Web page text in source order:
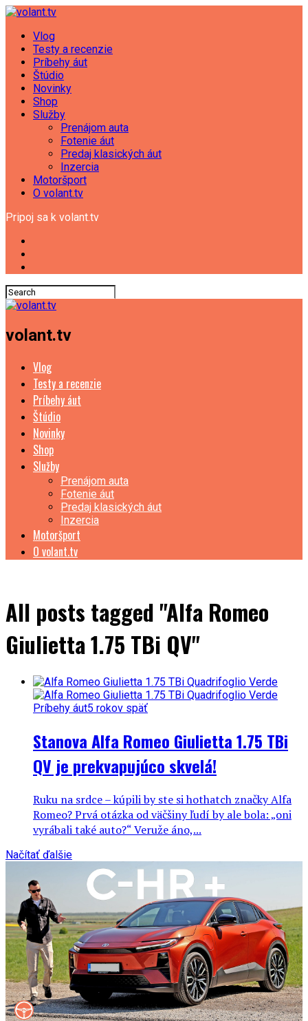
Vlog
Testy a recenzie
Príbehy áut
Štúdio
Novinky
Shop
Služby
Prenájom auta
Fotenie áut
Predaj klasických áut
Inzercia
Motoršport
O volant.tv
Pripoj sa k volant.tv
volant.tv
Vlog
Testy a recenzie
Príbehy áut
Štúdio
Novinky
Shop
Služby
Prenájom auta
Fotenie áut
Predaj klasických áut
Inzercia
Motoršport
O volant.tv
All posts tagged "Alfa Romeo
Giulietta 1.75 TBi QV"
Príbehy áut5 rokov späť
Stanova Alfa Romeo Giulietta 1.75 TBi
QV je prekvapujúco skvelá!
Ruku na srdce – kúpili by ste si hothatch značky Alfa
Romeo? Prvá otázka od väčšiny ľudí by ale bola: „oni
vyrábali také auto?“ Veruže áno,...
Načítať ďalšie